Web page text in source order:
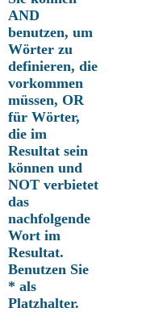
AND
benutzen, um
Wörter zu
definieren, die
vorkommen
müssen, OR
für Wörter,
die im
Resultat sein
können und
NOT verbietet
das
nachfolgende
Wort im
Resultat.
Benutzen Sie
* als
Platzhalter.